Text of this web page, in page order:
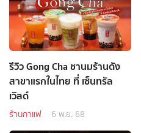
รีวิว Gong Cha ชานมร้านดัง
สาขาแรกในไทย ที่ เซ็นทรัล
เวิลด์
ร้านกาแฟ 6 พ.ย. 68